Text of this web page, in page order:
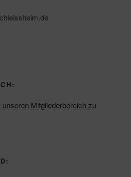
Mitgliederbereich zu